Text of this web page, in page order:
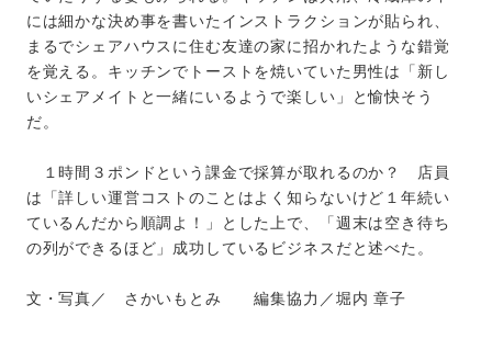
には細かな決め事を書いたインストラクションが貼られ、
まるでシェアハウスに住む友達の家に招かれたような錯覚
を覚える。キッチンでトーストを焼いていた男性は「新し
いシェアメイトと一緒にいるようで楽しい」と愉快そう
だ。
１時間３ポンドという課金で採算が取れるのか？ 店員
は「詳しい運営コストのことはよく知らないけど１年続い
ているんだから順調よ！」とした上で、「週末は空き待ち
の列ができるほど」成功しているビジネスだと述べた。
文・写真／ さかいもとみ 編集協力／堀内 章子